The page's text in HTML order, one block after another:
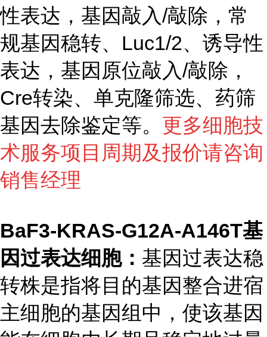
性表达，基因敲入/敲除，常
规基因稳转、Luc1/2、诱导性
表达，基因原位敲入/敲除，
Cre转染、单克隆筛选、药筛
基因去除鉴定等。 更多细胞技
术服务项目周期及报价请咨询
销售经理
BaF3-KRAS-G12A-A146T基
因过表达细胞： 基因过表达稳
转株是指将目的基因整合进宿
主细胞的基因组中，使该基因